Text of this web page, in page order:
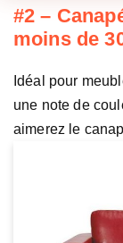
#2 –
moins de
Idéal pour
une note de
aimerez le